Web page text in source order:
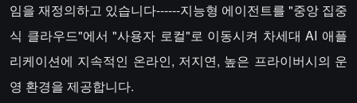
임을 재정의하고 있습니다------지능형 에이전트를 "중앙 집중
식 클라우드"에서 "사용자 로컬"로 이동시켜 차세대 AI 애플
리케이션에 지속적인 온라인, 저지연, 높은 프라이버시의 운
영 환경을 제공합니다.